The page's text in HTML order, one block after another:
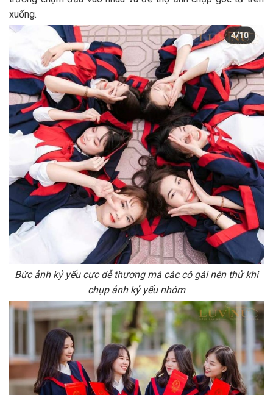
xuống.
Bức ảnh kỷ yếu cực dễ thương mà các cô gái nên thử khi
chụp ảnh kỷ yếu nhóm